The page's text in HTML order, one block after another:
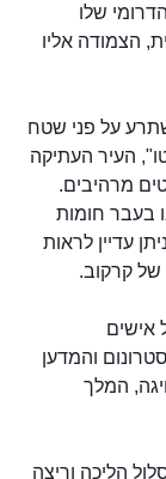
שלו
הצמודה אליו
4 ק"מ והוא משתרע על פני שטח
העיר העתיקה
מרהיבים.
בעבר חומות
עדיין לראות
קרקוב.
אישים
והמדען
המלך
הליכה וריצה